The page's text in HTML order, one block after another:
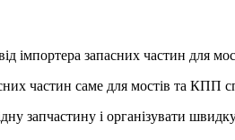
імпортера запасних частин для
частин саме для мостів та КПП
запчастину і організувати